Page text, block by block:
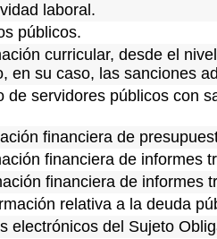
laboral.
públicos.
curricular, desde el
en su caso, las sanciones
de servidores públicos con
financiera de
financiera de informes
financiera de informes
relativa a la deuda
electrónicos del Sujeto